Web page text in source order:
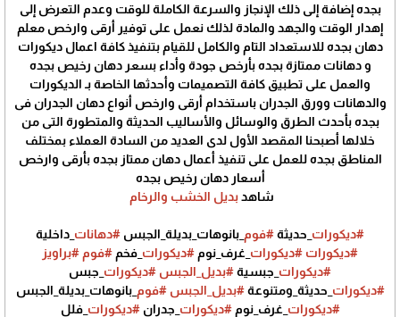
بجده إضافة إلى ذلك الإنجاز والسرعة الكاملة للوقت وعدم التعرض إلى
إهدار الوقت والجهد والمادة لذلك نعمل على توفير أرقى وارخص معلم
دهان بجده للاستعداد التام والكامل للقيام بتنفيذ كافة اعمال ديكورات
و دهانات ممتازة بجده بأرخص جودة وأداء بسعر دهان رخيص بجده
والعمل على تطبيق كافة التصميمات وأحدثها الخاصة بـ الديكورات
والدهانات وورق الجدران باستخدام أرقى وارخص أنواع دهان الجدران فى
بجده بأحدث الطرق والوسائل والأساليب الحديثة والمتطورة التى من
خلالها أصبحنا المقصد الأول لدى العديد من السادة العملاء بمختلف
المناطق بجده للعمل على تنفيذ أعمال دهان ممتاز بجده بأرقى وارخص
أسعار دهان رخيص بجده
شاهدبديل الخشب والرخام
#ديكورات _حديثة#فوم _بانوهات_بديلة_الجبس #دهانات _داخلية
#ديكورات #ديكورات _غرف_نوم #ديكورات _فخم #فوم #براويز
#ديكورات _جبسية#بديل_الجبس #ديكورات _جبس
#ديكورات _حديثة_ومتنوعة#بديل_الجبس #فوم _بانوهات_بديلة_الجبس
#ديكورات _غرف_نوم#ديكورات _جدران#ديكورات _فلل